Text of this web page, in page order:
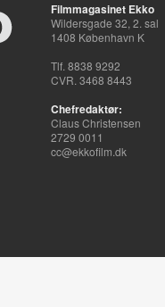
Filmmagasinet Ekko
Wildersgade 32, 2. sal
1408 København K
Tlf. 8838 9292
CVR. 3468 8443
Chefredaktør:
Claus Christensen
2729 0011
cc@ekkofilm.dk